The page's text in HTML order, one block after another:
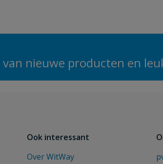
nieuwe producten en
Ook interessant
Over WitWay